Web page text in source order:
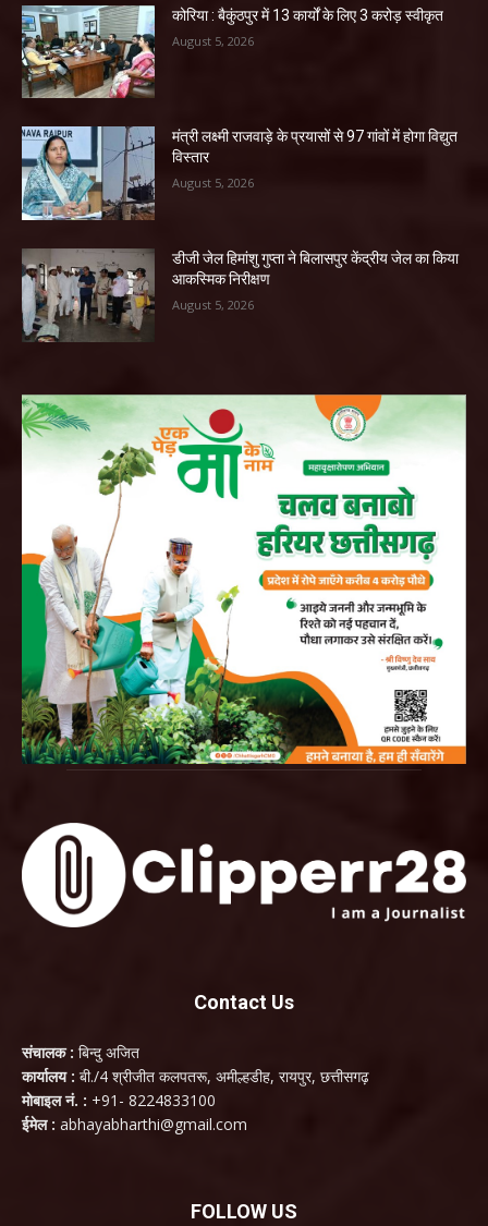
कोरिया : बैकुंठपुर में 13 कार्यों के लिए 3 करोड़ स्वीकृत
August 5, 2026
मंत्री लक्ष्मी राजवाड़े के प्रयासों से 97 गांवों में होगा विद्युत
विस्तार
August 5, 2026
डीजी जेल हिमांशु गुप्ता ने बिलासपुर केंद्रीय जेल का किया
आकस्मिक निरीक्षण
August 5, 2026
Contact Us
संचालक : बिन्दु अजित
कार्यालय : बी./4 श्रीजीत कलपतरू, अमील्हडीह, रायपुर, छत्तीसगढ़
मोबाइल नं. : +91- 8224833100
ईमेल : abhayabharthi@gmail.com
FOLLOW US